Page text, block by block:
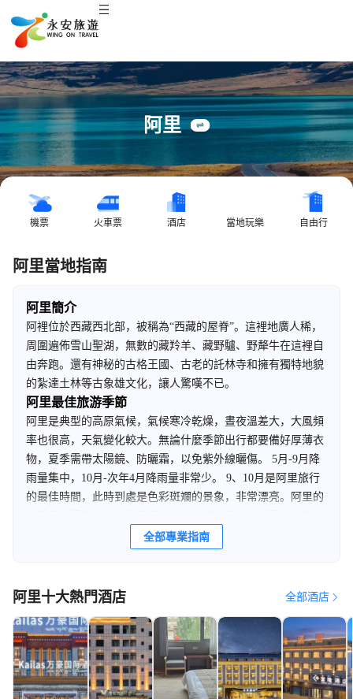
阿里
機票 火車票 酒店 當地玩樂 自由行
阿里當地指南
阿里簡介
阿裡位於西藏西北部，被稱為“西藏的屋脊”。這裡地廣人稀，
周圍遍佈雪山聖湖，無數的藏羚羊、藏野驢、野犛牛在這裡自
由奔跑。還有神秘的古格王國、古老的託林寺和擁有獨特地貌
的紮達土林等古象雄文化，讓人驚嘆不已。
阿里最佳旅游季節
阿里是典型的高原氣候，氣候寒冷乾燥，晝夜溫差大，大風頻
率也很高，天氣變化較大。無論什麼季節出行都要備好厚薄衣
物，夏季需帶太陽鏡、防曬霜，以免紫外線曬傷。 5月-9月降
雨量集中，10月-次年4月降雨量非常少。 9、10月是阿里旅行
的最佳時間，此時到處是色彩斑斕的景象，非常漂亮。阿里的
低溫的天氣出現，在海拔5000米以上的地方，即使盛夏溫度也
全部專業指南
阿里十大熱門酒店 全部酒店